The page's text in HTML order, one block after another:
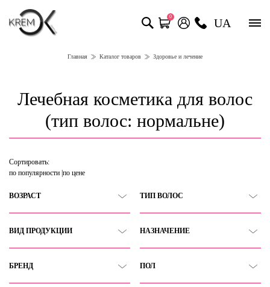
0 UA
Главная Каталог товаров Здоровье и лечение
Лечебная косметика для волос
(тип волос: нормальне)
Сортировать:
по популярности по цене
ВОЗРАСТ ТИП ВОЛОС
ВИД ПРОДУКЦИИ НАЗНАЧЕНИЕ
БРЕНД ПОЛ